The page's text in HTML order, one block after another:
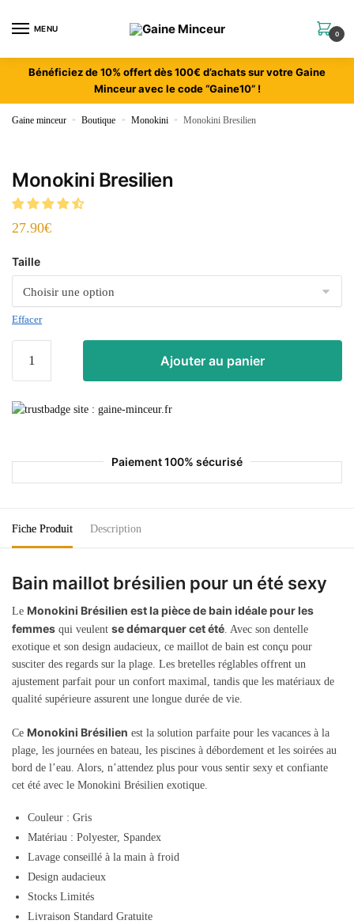
MENU
0
Bénéficiez de 10% offert dès 100€ d’achats sur votre Gaine
Minceur avec le code “Gaine10” !
Gaine minceur » Boutique » Monokini » Monokini Bresilien
Monokini Bresilien
27.90€
Taille
Effacer
Ajouter au panier
Paiement 100% sécurisé
Fiche Produit Description
Bain maillot brésilien pour un été sexy
Le Monokini Brésilien est la pièce de bain idéale pour les
femmes qui veulent se démarquer cet été. Avec son dentelle
exotique et son design audacieux, ce maillot de bain est conçu pour
susciter des regards sur la plage. Les bretelles réglables offrent un
ajustement parfait pour un confort maximal, tandis que les matériaux de
qualité supérieure assurent une longue durée de vie.
Ce Monokini Brésilien est la solution parfaite pour les vacances à la
plage, les journées en bateau, les piscines à débordement et les soirées au
bord de l’eau. Alors, n’attendez plus pour vous sentir sexy et confiante
cet été avec le Monokini Brésilien exotique.
Couleur : Gris
Matériau : Polyester, Spandex
Lavage conseillé à la main à froid
Design audacieux
Stocks Limités
Livraison Standard Gratuite